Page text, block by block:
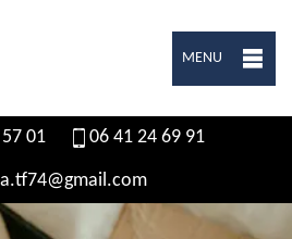
MENU
01 06 41 24 69 91